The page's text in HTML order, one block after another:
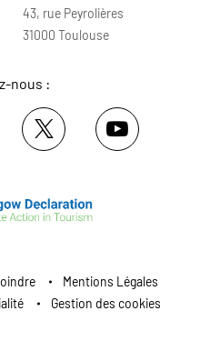
43, rue Peyrolières
31000 Toulouse
nous :
Mentions Légales
Gestion des cookies